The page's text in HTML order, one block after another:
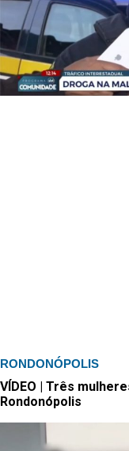
RONDONÓPOLIS
VÍDEO | Três
Rondonópolis